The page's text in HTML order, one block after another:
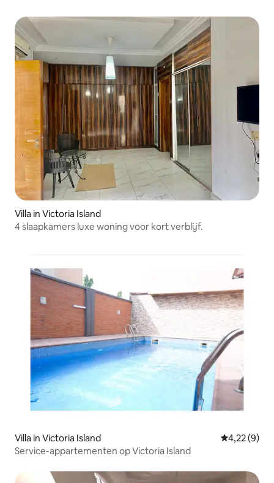
Villa in Victoria Island
4 slaapkamers luxe woning voor kort verblijf.
Villa in Victoria Island
4,22 (9)
Service-appartementen op Victoria Island